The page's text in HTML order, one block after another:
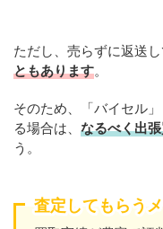
ただし、売らずに返送し
ともあります。
そのため、「バイセル
る場合は、 なるべく出
う。
査定してもらう